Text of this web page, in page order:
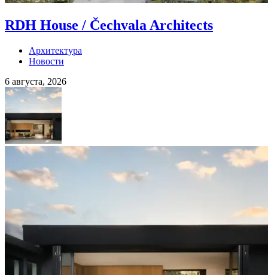
RDH House / Čechvala Architects
Архитектура
Новости
6 августа, 2026